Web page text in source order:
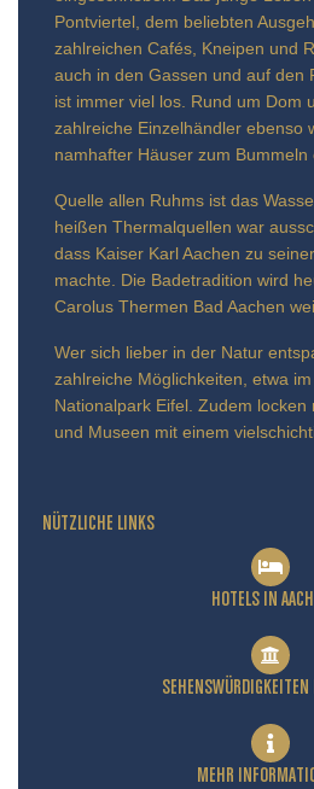
Pontviertel, dem beliebten
zahlreichen Cafés, Kneipen und
auch in den Gassen und auf den
ist immer viel los. Rund um Dom
zahlreiche Einzelhändler ebenso
namhafter Häuser zum Bummeln
Quelle allen Ruhms ist das
heißen Thermalquellen war
dass Kaiser Karl Aachen zu
machte. Die Badetradition wird
Carolus Thermen Bad Aachen
Wer sich lieber in der Natur
zahlreiche Möglichkeiten, etwa
Nationalpark Eifel. Zudem
und Museen mit einem
NÜTZLICHE LINKS
HOTELS IN
SEHENSWÜRDIGKEITEN
MEHR